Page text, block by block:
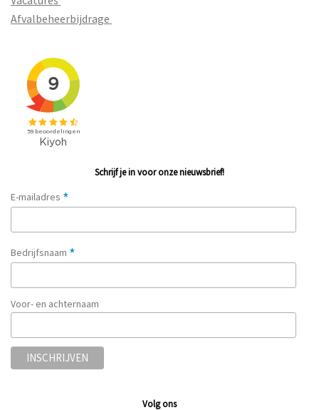
Afvalbeheerbijdrage
Schrijf je in voor onze nieuwsbrief!
E-mailadres *
Bedrijfsnaam *
Voor- en achternaam
Volg ons